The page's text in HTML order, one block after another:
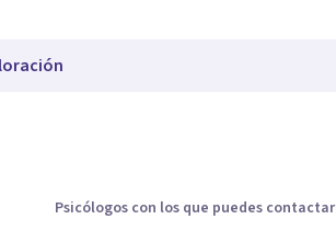
Psicólogos con los que puedes contactar